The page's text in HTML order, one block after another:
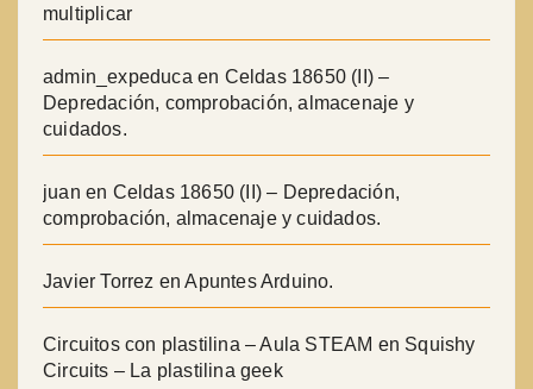
multiplicar
admin_expeducaen Celdas 18650 (II) –
Depredación, comprobación, almacenaje y
cuidados.
juan en Celdas 18650 (II) – Depredación,
comprobación, almacenaje y cuidados.
Javier Torrez enApuntes Arduino.
Circuitos con plastilina – Aula STEAM en Squishy
Circuits – La plastilina geek